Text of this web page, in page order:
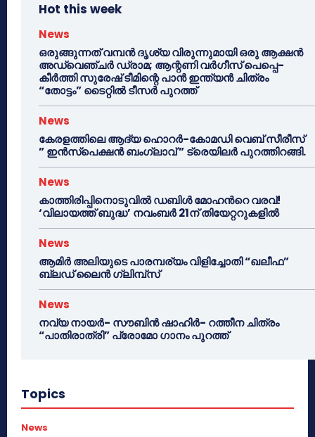
Hot this week
News
ഒരുങ്ങുന്നത് വമ്പൻ ദൃശ്യ വിരുന്നുമായി ഒരു ആക്ഷൻ
അഡ്വെഞ്ചർ ഡ്രാമ; ആന്റണി വർഗീസ് പെപ്പെ-
കീർത്തി സുരേഷ് ടീമിന്റെ പാൻ ഇന്ത്യൻ ചിത്രം
“തോട്ടം” ടൈറ്റിൽ ടീസർ പുറത്ത്
News
കേരളത്തിലെ ആദ്യ ഹൊറർ-കോമഡി വെബ് സീരീസ്
” ഇൻസ്പെക്ഷൻ ബംഗ്ലാവ് ” ട്രെയിലർ പുറത്തിറങ്ങി.
News
കാത്തിരിപ്പിനൊടുവിൽ ഡബിൾ മോഹന്‍റെ വരവ്!
‘വിലായത്ത് ബുദ്ധ’ നവംബർ 21ന് തിയേറ്ററുകളിൽ
News
ആമിർ അലിയുടെ പാരമ്പര്യം വിളിച്ചോതി “ഖലീഫ”
ബ്ലഡ് ലൈൻ ഗ്ലിമ്പ്സ്
News
നവ്യ നായർ- സൗബിൻ ഷാഹിർ- റത്തീന ചിത്രം
“പാതിരാത്രി” പ്രോമോ ഗാനം പുറത്ത്
Topics
News